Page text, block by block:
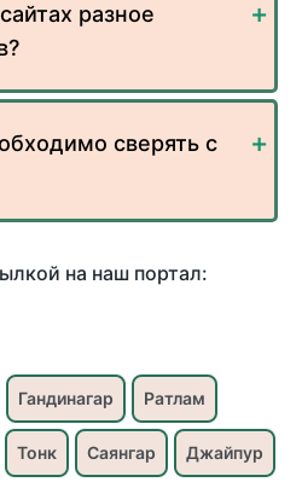
разное
сверять с
на наш портал:
Гандинагар Ратлам
Тонк Саянгар Джайпур